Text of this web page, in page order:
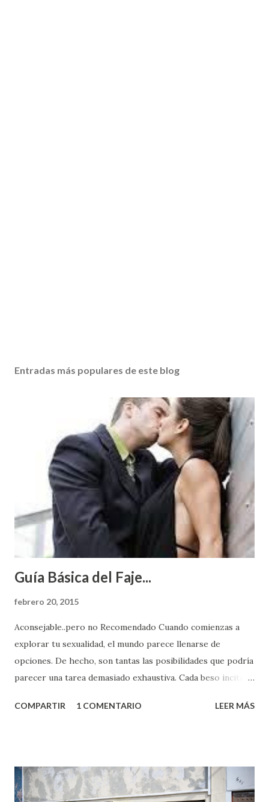
Entradas más populares de este blog
Guía Básica del Faje...
febrero 20, 2015
Aconsejable..pero no Recomendado Cuando comienzas a
explorar tu sexualidad, el mundo parece llenarse de
opciones. De hecho, son tantas las posibilidades que podría
parecer una tarea demasiado exhaustiva. Cada beso incita
partes de ti que jamás hubieras imaginado. El problema es
conoces ni la mitad de lo que deberías saber. Pero incluso
quienes ya han tenido relaciones sexuales no son expertos
COMPARTIR 1 COMENTARIO LEER MÁS